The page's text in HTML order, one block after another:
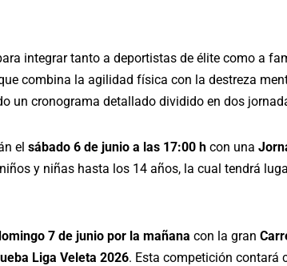
integrar tanto a deportistas de élite como a
combina la agilidad física con la destreza
un cronograma detallado dividido en dos
el sábado 6 de junio a las 17:00 h con una
y niñas hasta los 14 años, la cual tendrá
7 de junio por la mañana con la gran
Liga Veleta 2026. Esta competición contará